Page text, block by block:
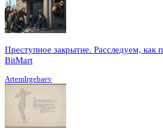
Преступное закрытие. Расследуем, как
BitMart
ArtemIrgebaev